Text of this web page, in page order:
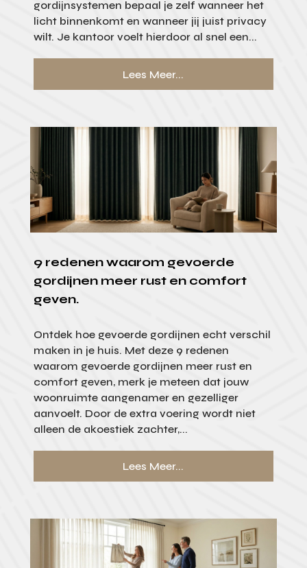
gordijnsystemen bepaal je zelf wanneer het
licht binnenkomt en wanneer jij juist privacy
wilt. Je kantoor voelt hierdoor al snel een...
Lees Meer...
9 redenen waarom gevoerde
gordijnen meer rust en comfort
geven.
Ontdek hoe gevoerde gordijnen echt verschil
maken in je huis. Met deze 9 redenen
waarom gevoerde gordijnen meer rust en
comfort geven, merk je meteen dat jouw
woonruimte aangenamer en gezelliger
aanvoelt. Door de extra voering wordt niet
alleen de akoestiek zachter,...
Lees Meer...